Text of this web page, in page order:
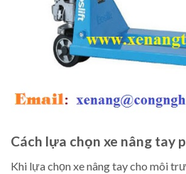
Cách lựa chọn xe nâng tay
Khi lựa chọn xe nâng tay cho môi